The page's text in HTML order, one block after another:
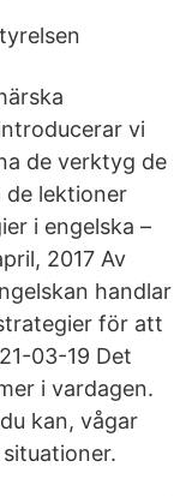
vi
de verktyg de
de lektioner
i engelska –
2017 Av
handlar
för att
03-19 Det
i vardagen.
kan, vågar